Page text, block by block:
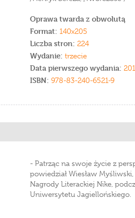
Oprawa twarda z obwolutą
Format: 140x205
Liczba stron: 224
Wydanie: trzecie
Data pierwszego wydania:
ISBN: 978-83-240-6521-9
- Patrząc na swoje życie z
powiedział Wiesław
Nagrody Literackiej Nike,
Uniwersytetu Jagiellońskiego.